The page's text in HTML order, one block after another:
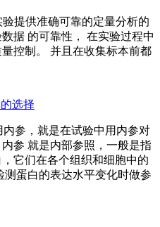
提供准确可靠的定量分析的
据 的可靠性， 在实验过程中
控制。 并且在收集标本前都
选择
内参，就是在试验中用内参对
参 就是内部参照，一般是指
它们在各个组织和细胞中的
蛋白的表达水平变化时做参